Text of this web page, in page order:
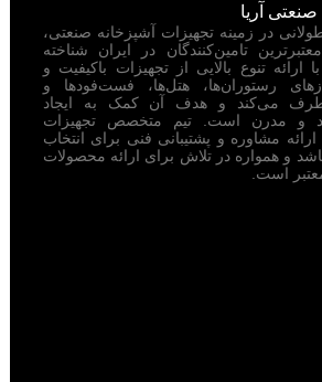
آریا
در زمینه تجهیزات آشپزخانه صنعتی،
تامین‌کنندگان در ایران شناخته
تنوع بالایی از تجهیزات باکیفیت و
رستوران‌ها، هتل‌ها، فست‌فودها و
می‌کند و هدف آن کمک به ایجاد
و مدرن است. تیم متخصص تجهیزات
ارائه مشاوره و پشتیبانی فنی برای انتخاب
و همواره در تلاش برای ارائه محصولات
است.